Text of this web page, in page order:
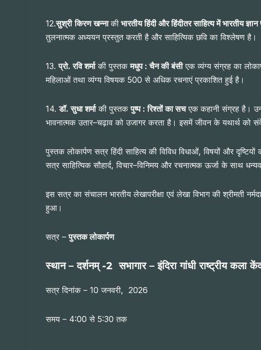
12.सुश्री किरण खन्नाकी भारतीय हिंदी और हिंदीतर साहित्य में भारतीय
तुलनात्मक अध्ययन प्रस्तुत करती है और साहित्यिक छवि का विश्लेषण है।
13.प्रो. रवि शर्माकी पुस्तकमधुप : चैन की बंसीएक व्यंग्य संग्रह का
महिलाओं तथा व्यंग्य विषयक 500 से अधिक रचनाएं प्रकाशित हुई है।
14.डॉ. सुधा शर्माकी पुस्तकपुष्प : रिश्तों का सचएक कहानी संग्रह है।
भावनात्मक उतार–चढ़ाव को उजागर करता है। इसमें जीवन के यथार्थ को
पुस्तक लोकार्पण सत्र हिंदी साहित्य की विविध विधाओं, विषयों और
सत्र साहित्यिक सौहार्द, विचार–विनिमय और रचनात्मक ऊर्जा के साथ
इस सत्र का संचालन भारतीय लेखापरीक्षा एवं लेखा विभाग की श्रीमती
हुआ।
सत्र –पुस्तक लोकार्पण
स्थान – दर्शनम्‌ -2 सभागार – इंदिरा गांधी राष्ट्रीय कला
सत्र दिनांक – 10 जनवरी, 2026
समय – 4:00 से 5:30 तक